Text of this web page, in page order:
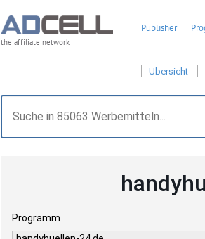
the affiliate network
Publisher
Übersicht
Programm